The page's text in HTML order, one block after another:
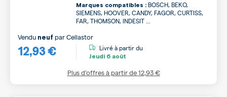
Marques compatibles : BOSCH, BEKO,
SIEMENS, HOOVER, CANDY, FAGOR, CURTISS,
FAR, THOMSON, INDESIT ...
12,93 €
Vendu neuf parCellastor
Livré à partir du
Jeudi 6 août
Plus d’offres à partir de12,93 €